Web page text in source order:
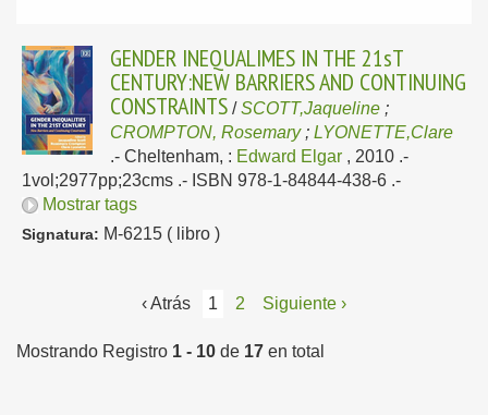
GENDER INEQUALIMES IN THE 21sT
CENTURY:NEW BARRIERS AND CONTINUING
CONSTRAINTS /SCOTT,Jaqueline ;
CROMPTON, Rosemary; LYONETTE,Clare
.- Cheltenham, : Edward Elgar , 2010 .-
1vol;2977pp;23cms .- ISBN 978-1-84844-438-6 .-
Mostrar tags
Signatura: M-6215 ( libro )
‹ Atrás 1 2 Siguiente ›
Mostrando Registro 1 - 10 de 17 en total